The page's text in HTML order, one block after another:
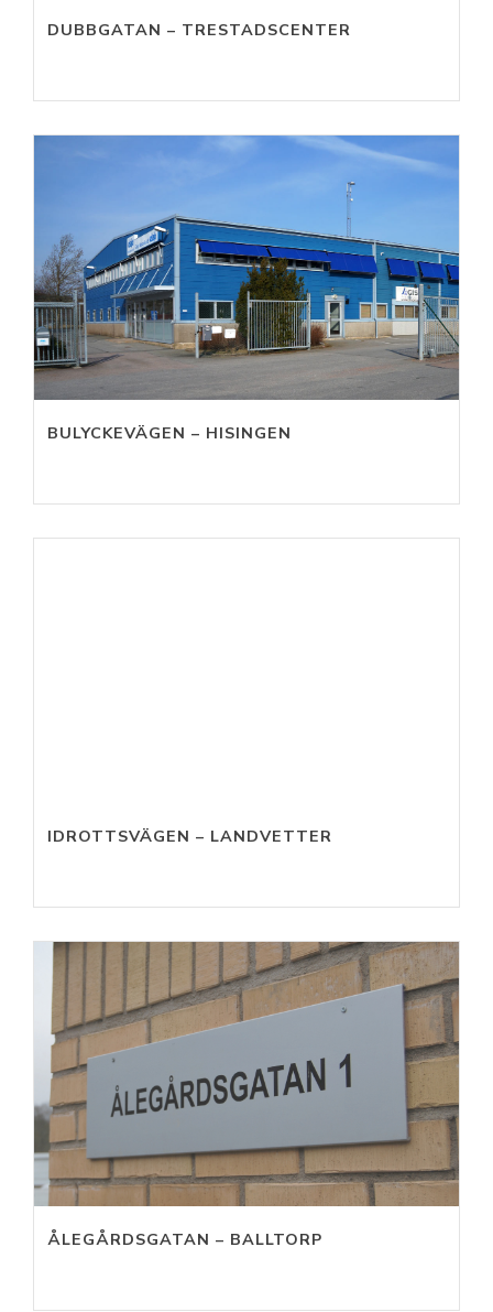
DUBBGATAN – TRESTADSCENTER
BULYCKEVÄGEN – HISINGEN
IDROTTSVÄGEN – LANDVETTER
ÅLEGÅRDSGATAN – BALLTORP